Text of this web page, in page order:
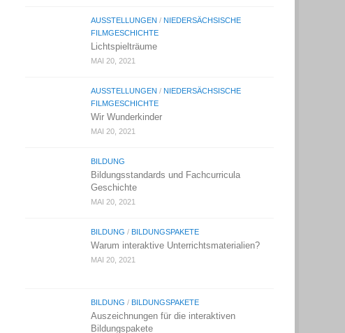
AUSSTELLUNGEN / NIEDERSÄCHSISCHE
FILMGESCHICHTE
Lichtspielträume
MAI 20, 2021
AUSSTELLUNGEN / NIEDERSÄCHSISCHE
FILMGESCHICHTE
Wir Wunderkinder
MAI 20, 2021
BILDUNG
Bildungsstandards und Fachcurricula
Geschichte
MAI 20, 2021
BILDUNG / BILDUNGSPAKETE
Warum interaktive Unterrichtsmaterialien?
MAI 20, 2021
BILDUNG / BILDUNGSPAKETE
Auszeichnungen für die interaktiven
Bildungspakete